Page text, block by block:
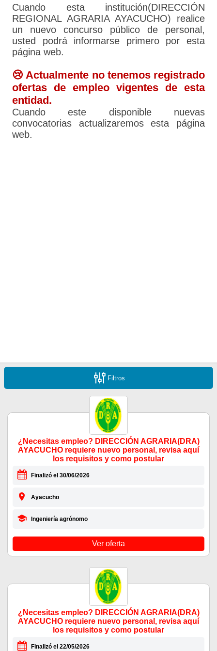
Cuando esta institución(DIRECCIÓN
REGIONAL AGRARIA AYACUCHO) realice
un nuevo concurso público de personal,
usted podrá informarse primero por esta
página web.
😢 Actualmente no tenemos registrado
ofertas de empleo vigentes de esta
entidad.
Cuando este disponible nuevas
convocatorias actualizaremos esta página
web.
Filtros
¿Necesitas empleo? DIRECCIÓN AGRARIA(DRA)
AYACUCHO requiere nuevo personal, revisa aquí
los requisitos y como postular
Finalizó el 30/06/2026
Ayacucho
Ingeniería agrónomo
Ver oferta
¿Necesitas empleo? DIRECCIÓN AGRARIA(DRA)
AYACUCHO requiere nuevo personal, revisa aquí
los requisitos y como postular
Finalizó el 22/05/2026